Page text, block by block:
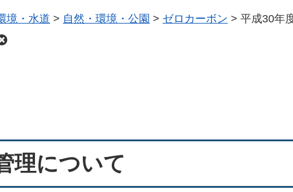
境・水道 > 自然・環境・公園 > ゼロカーボン > 平成30年
理について